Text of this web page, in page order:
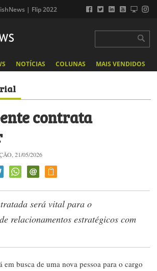
| Flip 2022
NOTÍCIAS COLUNAS MAIS VENDIDOS
contrata
21/05/2026
será vital para o
relacionamentos estratégicos com
em busca de uma nova pessoa para o cargo